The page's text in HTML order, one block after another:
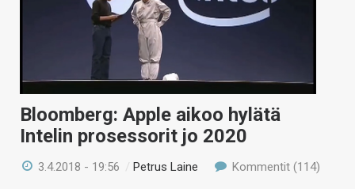
Bloomberg: Apple aikoo hylätä
Intelin prosessorit jo 2020
3.4.2018 - 19:56 /Petrus Laine Kommentit (114)